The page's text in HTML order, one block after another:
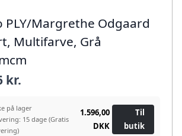
PLY/Margrethe Odgaard
Multifarve, Grå
kr.
på lager
15 dage (Gratis
1.596,00
DKK
Til
butik